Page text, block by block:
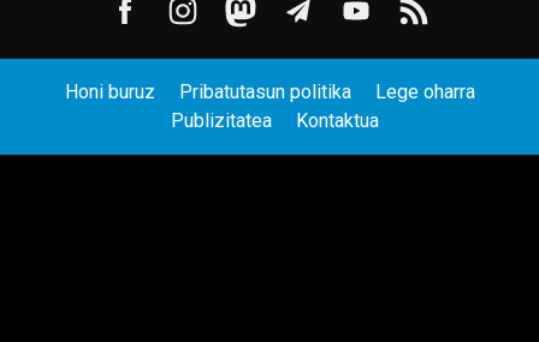
Honi buruz Pribatutasun politika
Lege oharra
Publizitatea
Kontaktua